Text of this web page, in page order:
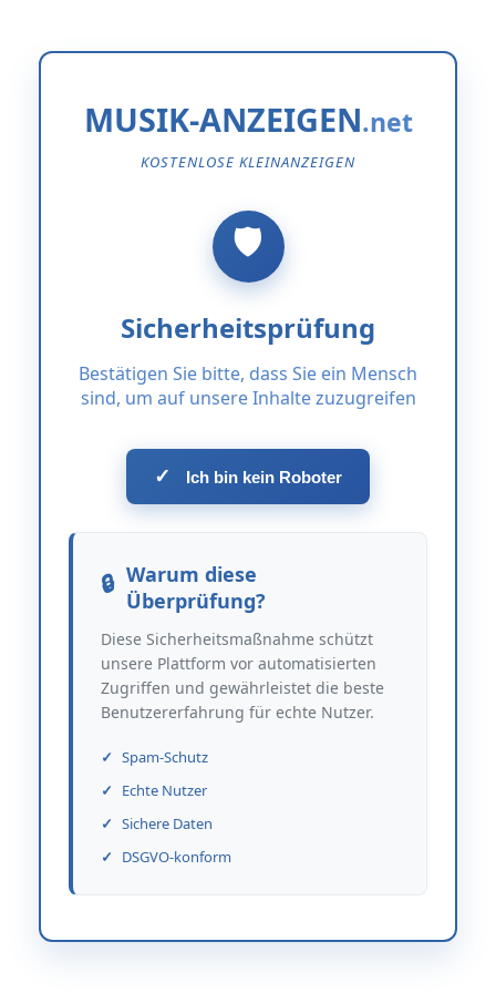
MUSIK-ANZEIGEN
KOSTENLOSE KLEINANZEIGEN
Sicherheitsprüfung
Bestätigen Sie bitte, dass Sie ein Mensch
sind, um auf unsere Inhalte zuzugreifen
✓ Ich bin kein Roboter
Warum diese
Überprüfung?
Diese Sicherheitsmaßnahme schützt
unsere Plattform vor automatisierten
Zugriffen und gewährleistet die beste
Benutzererfahrung für echte Nutzer.
Spam-Schutz
Echte Nutzer
Sichere Daten
DSGVO-konform